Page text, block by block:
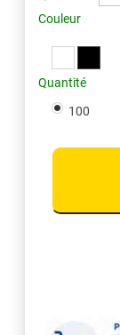
Couleur
Quantité
100